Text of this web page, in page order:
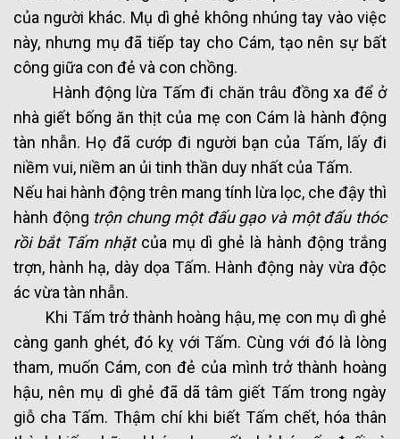
của người khác. Mụ dì ghẻ không nhúng tay vào việc
này, nhưng mụ đã tiếp tay cho Cám, tạo nên sự bất
công giữa con đẻ và con chồng.
Hành động lừa Tấm đi chăn trâu đồng xa để ở
nhà giết bống ăn thịt của mẹ con Cám là hành động
tàn nhẫn. Họ đã cướp đi người bạn của Tấm, lấy đi
niềm vui, niềm an ủi tinh thần duy nhất của Tấm.
Nếu hai hành động trên mang tính lừa lọc, che đậy thì
hành động trộn chung một đấu gạo và một đấu thóc
rồi bắt Tấm nhặtcủa mụ dì ghẻ là hành động trắng
trợn, hành hạ, dày dọa Tấm. Hành động này vừa độc
ác vừa tàn nhẫn.
Khi Tấm trở thành hoàng hậu, mẹ con mụ dì ghẻ
càng ganh ghét, đó kỵ với Tấm. Cùng với đó là lòng
tham, muốn Cám, con đẻ của mình trở thành hoàng
hậu, nên mụ dì ghẻ đã dã tâm giết Tấm trong ngày
giỗ cha Tấm. Thậm chí khi biết Tấm chết, hóa thân